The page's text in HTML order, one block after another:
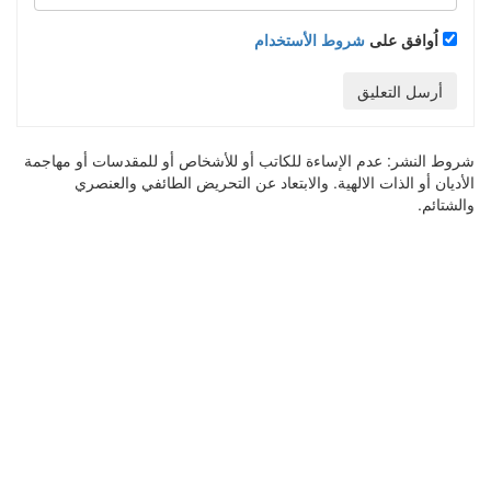
اُوافق على شروط الأستخدام
أرسل التعليق
شروط النشر: عدم الإساءة للكاتب أو للأشخاص أو للمقدسات أو مهاجمة
الأديان أو الذات الالهية. والابتعاد عن التحريض الطائفي والعنصري
والشتائم.